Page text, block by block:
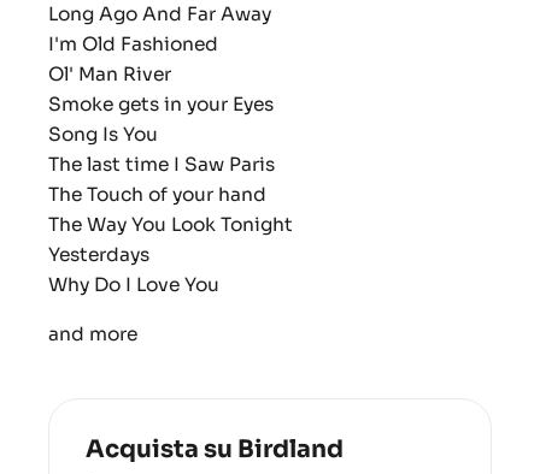
Long Ago And Far Away
I'm Old Fashioned
Ol' Man River
Smoke gets in your Eyes
Song Is You
The last time I Saw Paris
The Touch of your hand
The Way You Look Tonight
Yesterdays
Why Do I Love You
and more
Acquista su Birdland